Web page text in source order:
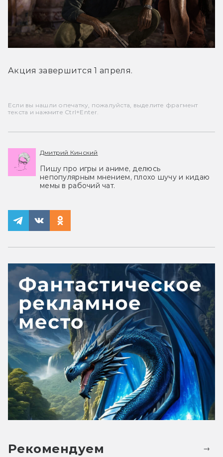
Акция завершится 1 апреля.
Если вы нашли опечатку, пожалуйста, выделите фрагмент
текста и нажмите Ctrl+Enter.
Дмитрий Кинский
Пишу про игры и аниме, делюсь
непопулярным мнением, плохо шучу и кидаю
мемы в рабочий чат.
Рекомендуем